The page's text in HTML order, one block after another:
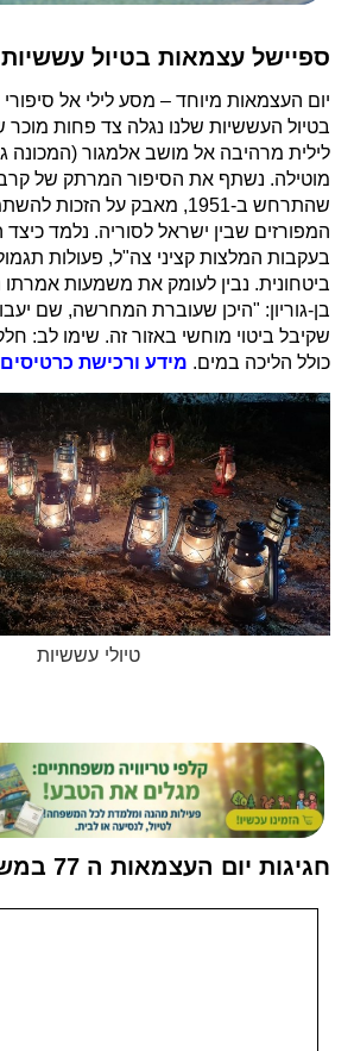
ספיישל עצמאות בטיול
יום העצמאות מיוחד – מסע לילי אל סיפורי
בטיול העששיות שלנו נגלה צד פחות מוכר
לילית מרהיבה אל מושב אלמגור (המכונה
מוטילה. נשתף את הסיפור המרתק של
שהתרחש ב-1951, מאבק על
המפורזים שבין ישראל לסוריה. נלמד
בעקבות המלצות קציני צה"ל, פעולות
ביטחונית. נבין לעומק את משמעות
בן-גוריון: "היכן שעוברת המחרשה, שם
שקיבל ביטוי מוחשי באזור זה. שימו לב:
כולל הליכה במים. מידע ורכישת
טיולי עששיות
חגיגות יום העצמאות ה 77 במשטרת נהלל